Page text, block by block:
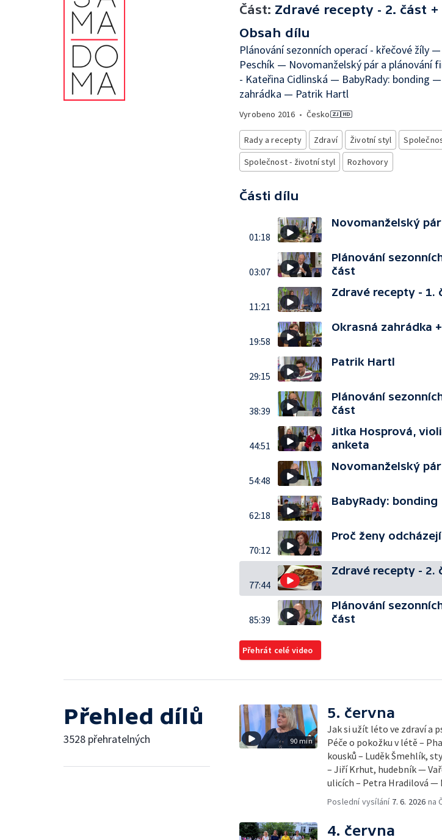
Část: Zdravé recepty - 2. část
Obsah dílu
Plánování sezonních operací - křečové žíly
Peschík — Novomanželský pár a plánování
- Kateřina Cidlinská — BabyRady: bonding
zahrádka — Patrik Hartl
Vyrobeno 2016 • Česko
Rady a recepty Zdraví Životní styl
Společnost - životní styl
Rozhovory
Části dílu
01:18
Novomanželský
03:07
Plánování
část
11:21
Zdravé recepty - 1.
19:58
Okrasná zahrádka
29:15
Patrik Hartl
38:39
Plánování
část
44:51
Jitka Hosprová,
anketa
54:48
Novomanželský
62:18
BabyRady: bonding
70:12
Proč ženy
77:44
Zdravé recepty - 2.
85:39
Plánování
část
Přehrát celé video
Přehled dílů
3528 přehratelných 90 min
5. června
Jak si užít léto ve zdraví a
Péče o pokožku v létě –
kousků – Luděk Šmehlík,
– Jiří Krhut, hudebník —
ulicích – Petra Hradilová —
Poslední vysílání 7. 6. 2026 na
4. června